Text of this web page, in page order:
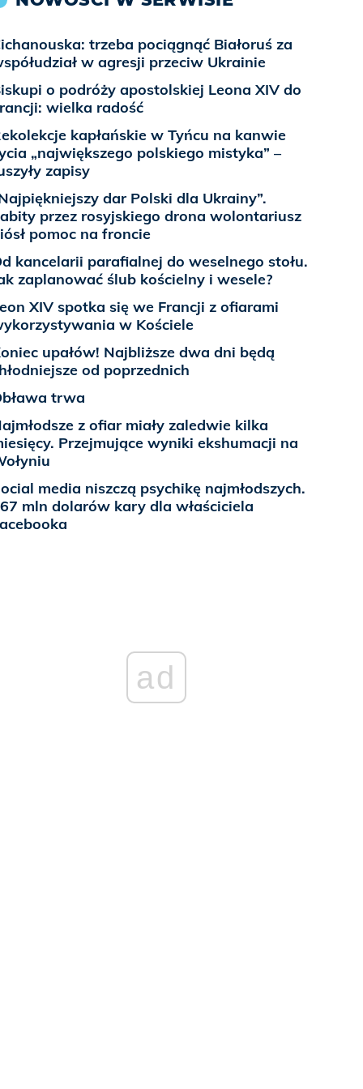
trzeba pociągnąć Białoruś za
w agresji przeciw Ukrainie
o podróży apostolskiej Leona XIV do
wielka radość
kapłańskie w Tyńcu na kanwie
„największego polskiego mistyka” –
zapisy
dar Polski dla Ukrainy”.
przez rosyjskiego drona wolontariusz
pomoc na froncie
kancelarii parafialnej do weselnego stołu.
zaplanować ślub kościelny i wesele?
XIV spotka się we Francji z ofiarami
w Kościele
upałów! Najbliższe dwa dni będą
od poprzednich
trwa
z ofiar miały zaledwie kilka
Przejmujące wyniki ekshumacji na
media niszczą psychikę najmłodszych.
mln dolarów kary dla właściciela
ad